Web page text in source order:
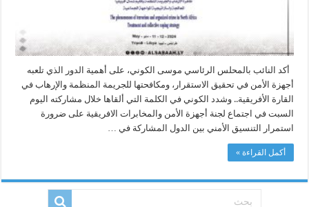
أكد النائب بالمحلس الرئاسي موسى الكوني، على أهمية الدور الذي تلعبه
أجهزة الأمن في تحقيق الاستقرار، ومكافحتها للجريمة المنظمة والإرهاب في
القارة الأفريقية.. وشدد الكوني في الكلمة التي ألقاها خلال مشاركته اليوم
السبت في اجتماع لجنة أجهزة الأمن والمخابرات الافريقية على ضرورة
استمرار التنسيق الأمني بين الدول المشاركة في …
أكمل القراءة »